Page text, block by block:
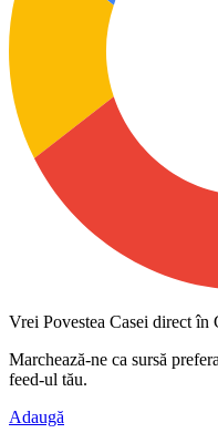
Vrei Povestea Casei direct în
Marchează-ne ca sursă
feed-ul tău.
Adaugă